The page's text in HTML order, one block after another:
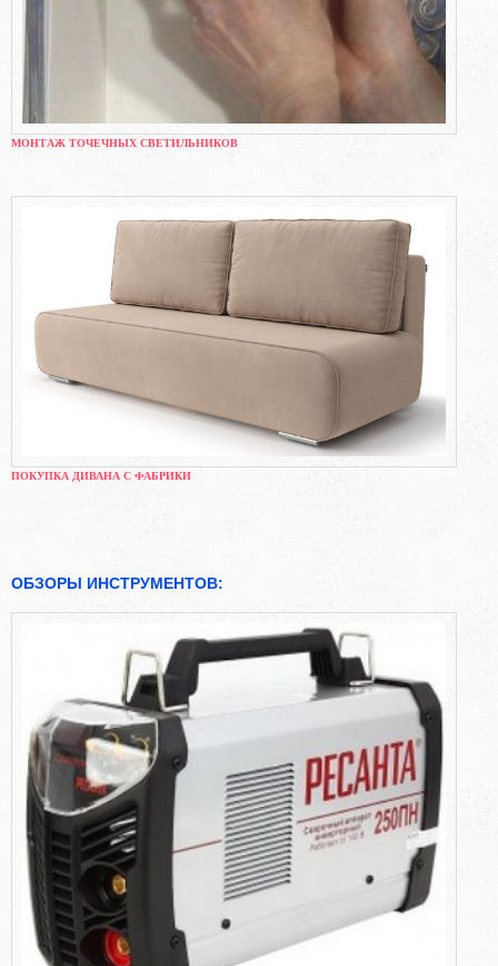
МОНТАЖ ТОЧЕЧНЫХ СВЕТИЛЬНИКОВ
ПОКУПКА ДИВАНА С ФАБРИКИ
ОБЗОРЫ ИНСТРУМЕНТОВ: